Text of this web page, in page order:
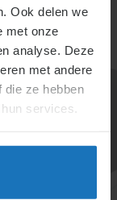
Ook delen we
met onze
analyse. Deze
met andere
die ze hebben
services.
leeftijd of